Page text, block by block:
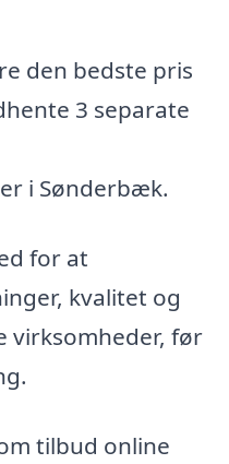
den bedste pris
3 separate
i Sønderbæk.
for at
kvalitet og
virksomheder, før
tilbud online